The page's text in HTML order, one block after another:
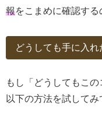
報をこまめに確認する
どうしても手に入れ
もし「どうしてもこの
以下の方法を試してみ